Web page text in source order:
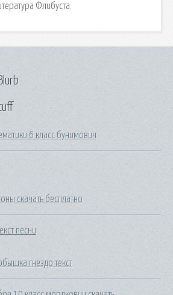
Флибуста.
6 класс бунимович
скачать бесплатно
песни
гнездо текст